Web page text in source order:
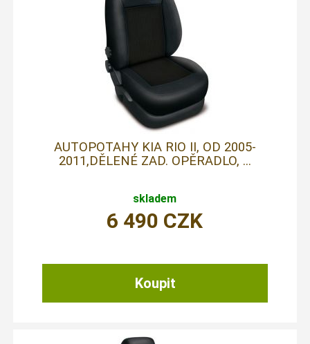
AUTOPOTAHY KIA RIO II, OD 2005-
2011,DĚLENÉ ZAD. OPĚRADLO, ...
skladem
6 490 CZK